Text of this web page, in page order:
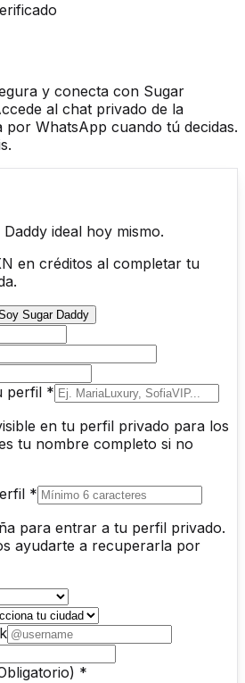
y conecta con Sugar
al chat privado de la
WhatsApp cuando tú decidas.
ideal hoy mismo.
en créditos al completar tu
Sugar Daddy
perfil *
en tu perfil privado para los
tu nombre completo si no
*
para entrar a tu perfil privado.
ayudarte a recuperarla por
*